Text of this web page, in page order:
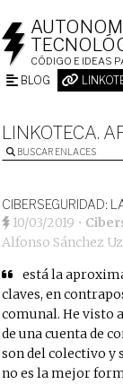
CÓDIGO E IDEAS
BLOG
LINKOTECA.
BUSCAR ENLACES
CIBERSEGURIDAD:
10/03/2019 •
Alfonso Sánchez
está la
claves, en
comunal. He visto
de una cuenta de
son del colectivo y
no es la mejor